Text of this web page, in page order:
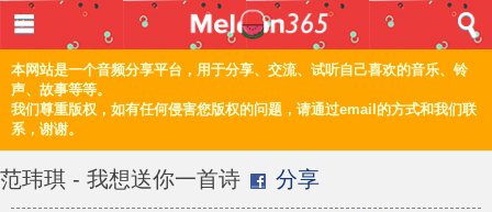
本网站是一个音频分享平台，用于分享、交流、试听自己喜欢的音乐、铃
声、故事等等。
我们尊重版权，如有任何侵害您版权的问题，请通过email的方式和我们联
系，谢谢。
范玮琪 - 我想送你一首诗 分享
登入 / 注册
首页
音乐
频道